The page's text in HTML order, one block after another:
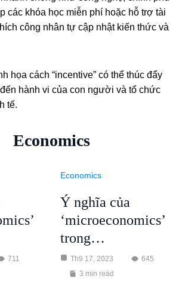
các khóa học miễn phí hoặc hỗ trợ tài
công nhân tự cập nhật kiến thức và
họa cách “incentive” có thể thúc đẩy
hành vi của con người và tổ chức
tế.
Economics
711
Economics
Ý nghĩa của
‘microeconomics’
trong…
Th9 17, 2023
645
3 min read